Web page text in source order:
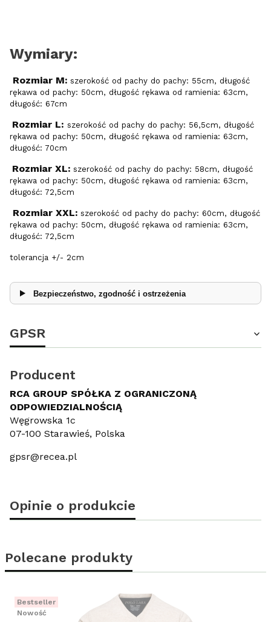
Wymiary:
Rozmiar M: szerokość od pachy do pachy: 55cm, długość
rękawa od pachy: 50cm, długość rękawa od ramienia: 63cm,
długość: 67cm
Rozmiar L: szerokość od pachy do pachy: 56,5cm, długość
rękawa od pachy: 50cm, długość rękawa od ramienia: 63cm,
długość: 70cm
Rozmiar XL: szerokość od pachy do pachy: 58cm, długość
rękawa od pachy: 50cm, długość rękawa od ramienia: 63cm,
długość: 72,5cm
Rozmiar XXL: szerokość od pachy do pachy: 60cm, długość
rękawa od pachy: 50cm, długość rękawa od ramienia: 63cm,
długość: 72,5cm
tolerancja +/- 2cm
Bezpieczeństwo, zgodność i ostrzeżenia
GPSR
Producent
RCA GROUP SPÓŁKA Z OGRANICZONĄ
ODPOWIEDZIALNOŚCIĄ
Węgrowska 1c
07-100 Starawieś, Polska
gpsr@recea.pl
Opinie o produkcie
Polecane produkty
Bestseller
Nowość